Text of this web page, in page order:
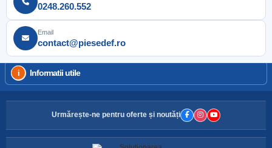
0248.260.552
Email
contact@piesedef.ro
Informatii utile
Urmărește-ne pentru oferte și noutăți